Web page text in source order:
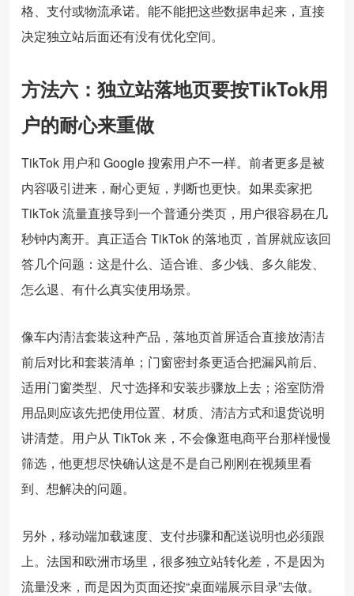
格、支付或物流承诺。能不能把这些数据串起来，直接
决定独立站后面还有没有优化空间。
方法六：独立站落地页要按TikTok用
户的耐心来重做
TikTok 用户和 Google 搜索用户不一样。前者更多是被
内容吸引进来，耐心更短，判断也更快。如果卖家把
TikTok 流量直接导到一个普通分类页，用户很容易在几
秒钟内离开。真正适合 TikTok 的落地页，首屏就应该回
答几个问题：这是什么、适合谁、多少钱、多久能发、
怎么退、有什么真实使用场景。
像车内清洁套装这种产品，落地页首屏适合直接放清洁
前后对比和套装清单；门窗密封条更适合把漏风前后、
适用门窗类型、尺寸选择和安装步骤放上去；浴室防滑
用品则应该先把使用位置、材质、清洁方式和退货说明
讲清楚。用户从 TikTok 来，不会像逛电商平台那样慢慢
筛选，他更想尽快确认这是不是自己刚刚在视频里看
到、想解决的问题。
另外，移动端加载速度、支付步骤和配送说明也必须跟
上。法国和欧洲市场里，很多独立站转化差，不是因为
流量没来，而是因为页面还按“桌面端展示目录”去做。